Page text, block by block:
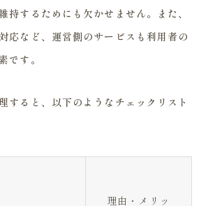
持するためにも欠かせません。また、
応など、運営側のサービスも利用者の
です。
すると、以下のようなチェックリスト
理由・メリッ